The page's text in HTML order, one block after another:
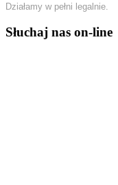
Działamy w pełni legalnie.
Słuchaj nas on-line